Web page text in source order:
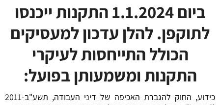
ביום 1.1.2024 התקנותייכנסו
לתוקפן. להלן עדכון למעסיקים
הכולל התייחסות לעיקרי
התקנות ומשמעותן בפועל:
כידוע, החוק להגברת האכיפה של דיני העבודה, תשע"ב-2011